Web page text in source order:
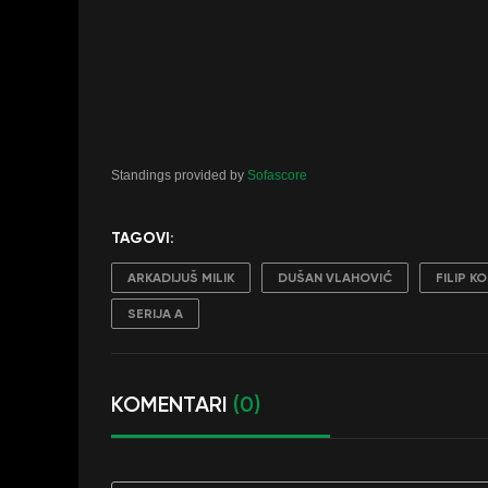
Standings provided by Sofascore
TAGOVI:
ARKADIJUŠ MILIK DUŠAN VLAHOVIĆ FILIP
SERIJA A
KOMENTARI (0)